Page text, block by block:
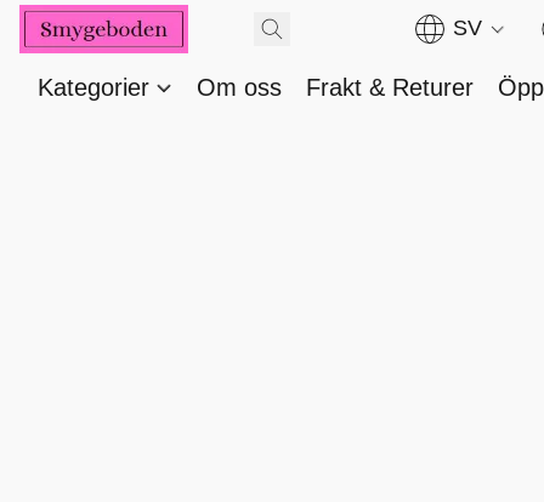
SV
Kategorier Om oss Frakt & Returer